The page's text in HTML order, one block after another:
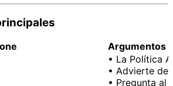
Argumentos
• La Política
• Advierte de
• Pregunta al